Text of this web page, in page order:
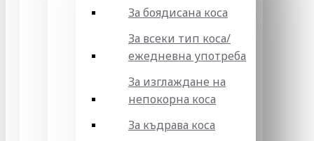
За боядисана коса
За всеки тип коса/
ежедневна употреба
За изглаждане на
непокорна коса
За къдрава коса